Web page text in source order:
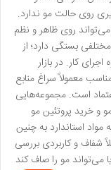
روی حالت مو ندارد.
روی ظاهر و نظم
مختلفی بستگی دارد؛ از
کار. در بازار
معمولاً سراغ منابع
است. مجموعه‌هایی
و خرید پروتئین مو
مواد استاندارد به چنین
شفاف و کاربردی بررسی
می‌تواند مو را صاف کند